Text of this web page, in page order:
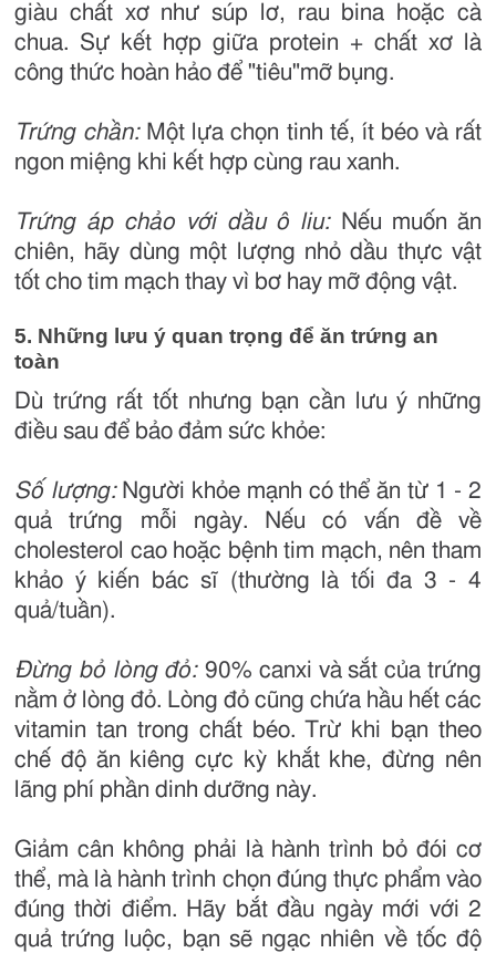
giàu chất xơ như súp lơ, rau bina hoặc cà
chua. Sự kết hợp giữa protein + chất xơ là
công thức hoàn hảo để "tiêu"mỡ bụng.
Trứng chần:Một lựa chọn tinh tế, ít béo và rất
ngon miệng khi kết hợp cùng rau xanh.
Trứng áp chảo với dầu ô liu: Nếu muốn ăn
chiên, hãy dùng một lượng nhỏ dầu thực vật
tốt cho tim mạch thay vì bơ hay mỡ động vật.
5. Những lưu ý quan trọng để ăn trứng an
toàn
Dù trứng rất tốt nhưng bạn cần lưu ý những
điều sau để bảo đảm sức khỏe:
Số lượng:Người khỏe mạnh có thể ăn từ 1 - 2
quả trứng mỗi ngày. Nếu có vấn đề về
cholesterol cao hoặc bệnh tim mạch, nên tham
khảo ý kiến bác sĩ (thường là tối đa 3 - 4
quả/tuần).
Đừng bỏ lòng đỏ:90% canxi và sắt của trứng
nằm ở lòng đỏ. Lòng đỏ cũng chứa hầu hết các
vitamin tan trong chất béo. Trừ khi bạn theo
chế độ ăn kiêng cực kỳ khắt khe, đừng nên
lãng phí phần dinh dưỡng này.
Giảm cân không phải là hành trình bỏ đói cơ
thể, mà là hành trình chọn đúng thực phẩm vào
đúng thời điểm. Hãy bắt đầu ngày mới với 2
quả trứng luộc, bạn sẽ ngạc nhiên về tốc độ